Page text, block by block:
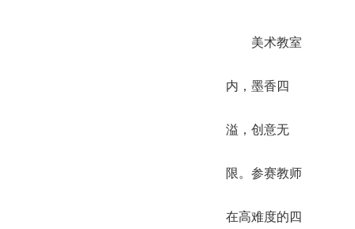
美术教室
内，墨香四
溢，创意无
限。参赛教师
在高难度的四